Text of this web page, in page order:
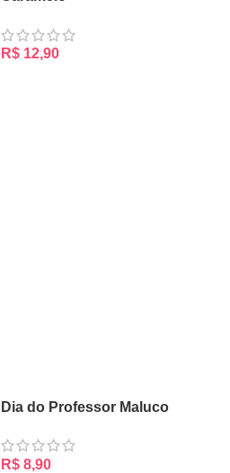
R$12,90
Dia do Professor Maluco
R$8,90